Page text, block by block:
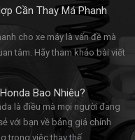
Cần Thay Má Phanh
cho xe máy là vấn đề mà
tâm. Hãy tham khảo bài viết
Bao Nhiêu?
là điều mà mọi người đang
với bạn về bảng giá chính
trong việc thay thế.